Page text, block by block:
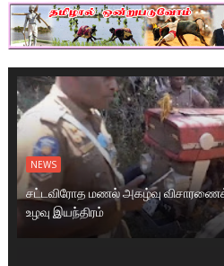
NEWS
சட்டவிரோத மணல் அகழ்வு
உழவு இயந்திரம்